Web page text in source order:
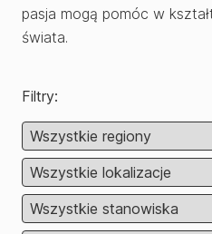
pasja mogą pomóc w
świata.
Filtry: